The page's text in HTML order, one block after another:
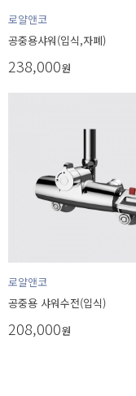
로얄앤코
공중용샤워(입식,자폐)
238,000원
로얄앤코
공중용 샤워수전(입식)
208,000원